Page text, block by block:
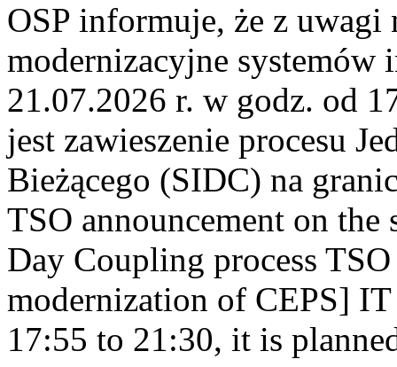
OSP informuje, że z uwagi
modernizacyjne
21.07.2026 r. w godz. od
jest zawieszenie procesu
Bieżącego (SIDC) na
TSO announcement on
Day Coupling process
modernization of CEPS]
17:55 to 21:30, it is